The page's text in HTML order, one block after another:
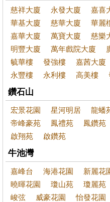
慈祥大廈 永發大廈
嘉喜
華基大廈
慈華大廈
華麗
嘉華大廈
萬寶大廈
慈樂
明豐大廈
萬年戲院大廈
毓華樓
發強樓 嘉茜大廈
永豐樓
永利樓 高美樓
鑽石山
宏景花園 星河明居 龍蟠
帝峰豪苑
鳳禮苑 鳳鑽苑
啟翔苑
啟鑽苑
牛池灣
嘉峰台 海港花園
新麗花
曉暉花園
瓊山苑 瓊麗苑
峻弦
威豪花園 怡發花園